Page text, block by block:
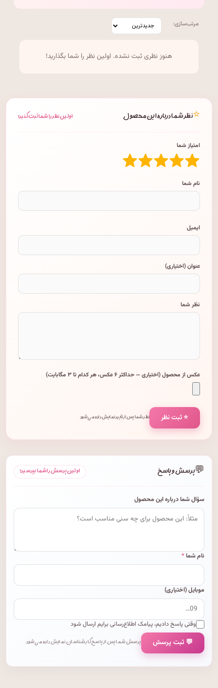
مرتب‌سازی:
هنوز نظری ثبت نشده. اولین نظر را شما بگذارید!
⭐نظر شما درباره این محصول اولین نظر را شما ثبت کنید!
امتیاز شما
نام شما
ایمیل
عنوان (اختیاری)
نظر شما
عکس از محصول (اختیاری — حداکثر ۶ عکس، هر کدام تا ۳ مگابایت)
⭐ ثبت نظر نظر شما پس از تأیید نمایش داده می‌شود.
💬پرسش و پاسخ اولین پرسش را شما بپرسید!
سؤال شما درباره این محصول
نام شما*
موبایل (اختیاری)
وقتی پاسخ دادیم، پیامک اطلاع‌رسانی برایم ارسال شود
💬 ثبت پرسش پرسش شما پس از پاسخ کارشناسان نمایش داده می‌شود.